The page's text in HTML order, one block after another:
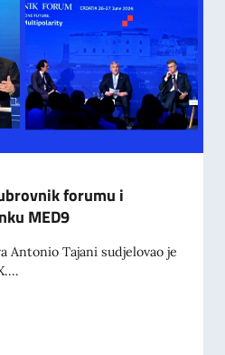
forumu i
MED9
Antonio Tajani sudjelovao je
na Dubrovnik forumu i ministarskom